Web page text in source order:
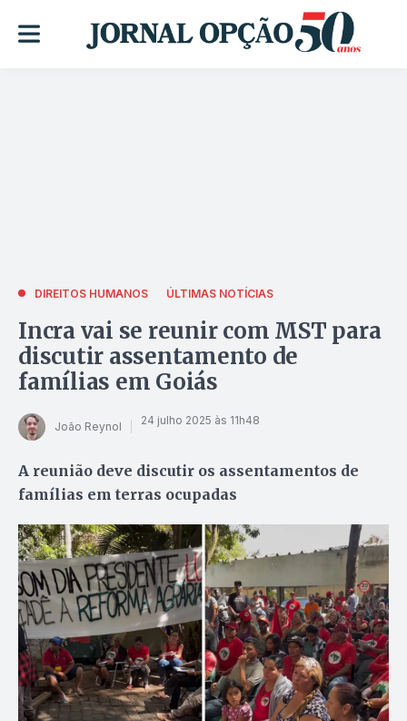
DIREITOS HUMANOS ÚLTIMAS NOTÍCIAS
Incra vai se reunir com MST para
discutir assentamento de
famílias em Goiás
João Reynol 24 julho 2025 às 11h48
A reunião deve discutir os assentamentos de
famílias em terras ocupadas